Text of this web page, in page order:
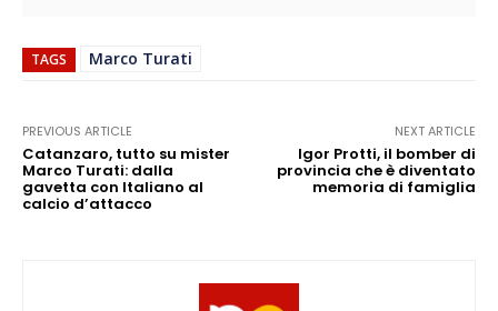
TAGS Marco Turati
PREVIOUS ARTICLE
Catanzaro, tutto su mister
Marco Turati: dalla
gavetta con Italiano al
calcio d’attacco
NEXT ARTICLE
Igor Protti, il bomber di
provincia che è diventato
memoria di famiglia